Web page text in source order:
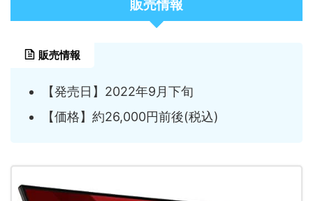
販売情報
販売情報
【発売日】2022年9月下旬
【価格】約26,000円前後(税込)